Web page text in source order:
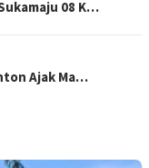
08 K…
Ajak Ma…